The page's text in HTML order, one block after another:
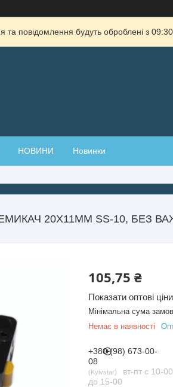
повідомлення будуть оброблені з
НОВИНИ Новинки
20Х11ММ SS-10, БЕЗ
105,75 ₴
Показати оптові ціни
Мінімальна сума
Немає в наявності
+380 (98) 673-00-
08
Kyivstar
вт-пт с 10-00
до 15-00